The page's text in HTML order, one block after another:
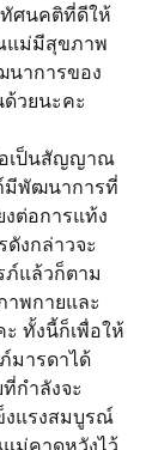
ทัศนคติที่ดีให้
แม่มีสุขภาพ
นาการของ
วยนะคะ
เป็นสัญญาณ
มีพัฒนาการที่
ต่อการแท้ง
งกล่าวจะ
ภ์แล้วก็ตาม
พกายและ
ทั้งนี้ก็เพื่อให้
มารดาได้
กำลังจะ
แรงสมบูรณ์